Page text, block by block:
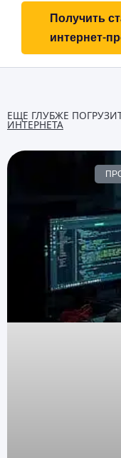
Получить
интернет-
ЕЩЕ ГЛУБЖЕ
ИНТЕРНЕТА